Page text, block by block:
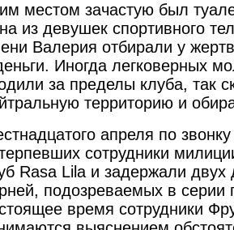
местом зачастую был
из девушек спортивного
Валерия отбирали у
Иногда легковерных
за пределы клуба, так
территорию и
апреля по
сотрудники
Rasa Lila и задержали двух
подозреваемых в серии
время сотрудники